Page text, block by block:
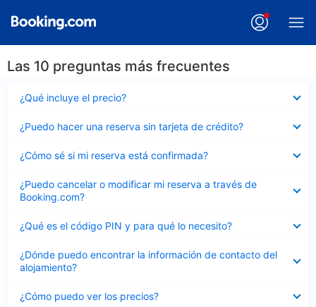
Las 10 preguntas más frecuentes
¿Qué incluye el precio?
cerrado
¿Puedo hacer una reserva sin tarjeta de crédito?
cerrado
¿Cómo sé si mi reserva está confirmada?
cerrado
¿Puedo cancelar o modificar mi reserva a través de
Booking.com?
cerrado
¿Qué es el código PIN y para qué lo necesito?
cerrado
¿Dónde puedo encontrar la información de contacto del
alojamiento?
cerrado
¿Cómo puedo ver los precios?
cerrado